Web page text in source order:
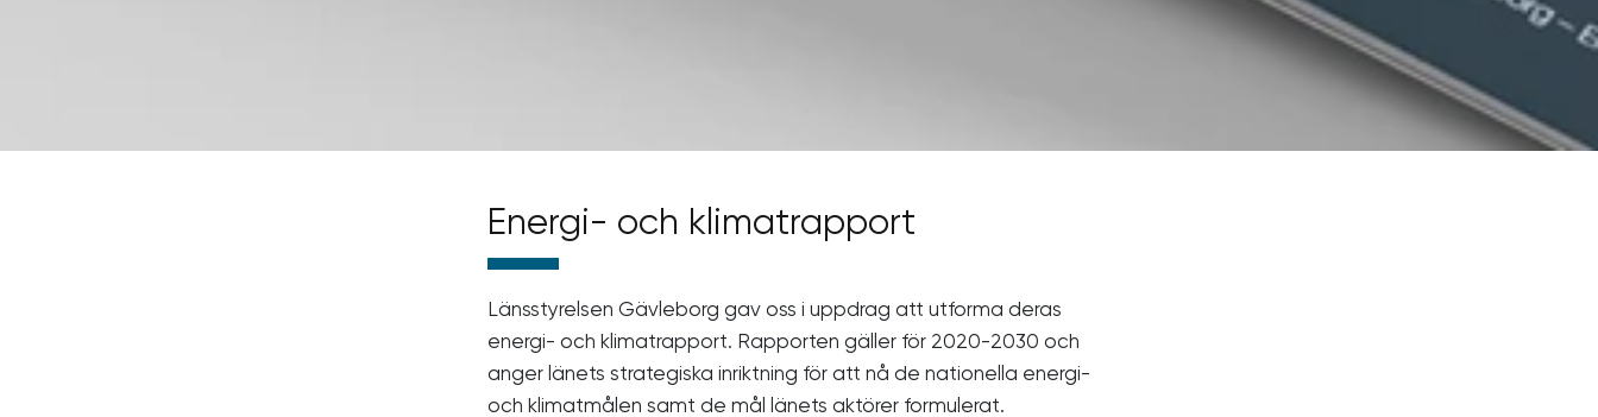
Energi- och klimatrapport
Länsstyrelsen Gävleborg gav oss i uppdrag att utforma deras
energi- och klimatrapport. Rapporten gäller för 2020-2030 och
anger länets strategiska inriktning för att nå de nationella energi-
och klimatmålen samt de mål länets aktörer formulerat.